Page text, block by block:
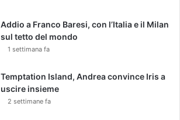
Addio a Franco Baresi, con l’Italia e il Milan
sul tetto del mondo
1 settimana fa
Temptation Island, Andrea convince Iris a
uscire insieme
2 settimane fa